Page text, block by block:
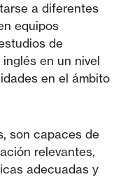
a diferentes
equipos
de
en un nivel
en el ámbito
son capaces de
relevantes,
adecuadas y